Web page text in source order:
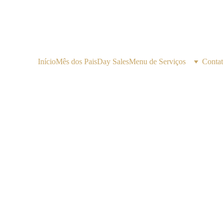
InícioMês dos PaisDay SalesMenu de Serviços